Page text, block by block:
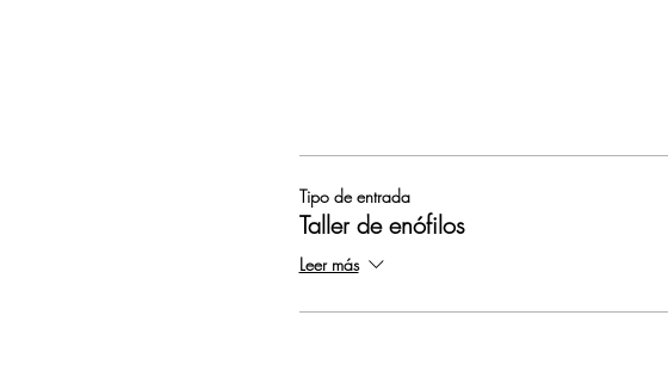
Tipo de entrada
Taller de enófilos
Leer más